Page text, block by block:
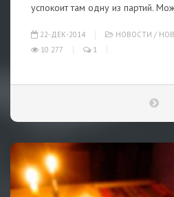
успокоит там одну из партий.
22-ДЕК-2014 НОВОСТИ /
10 277
1